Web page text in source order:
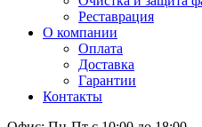
Реставрация
О компании
Оплата
Доставка
Гарантии
Контакты